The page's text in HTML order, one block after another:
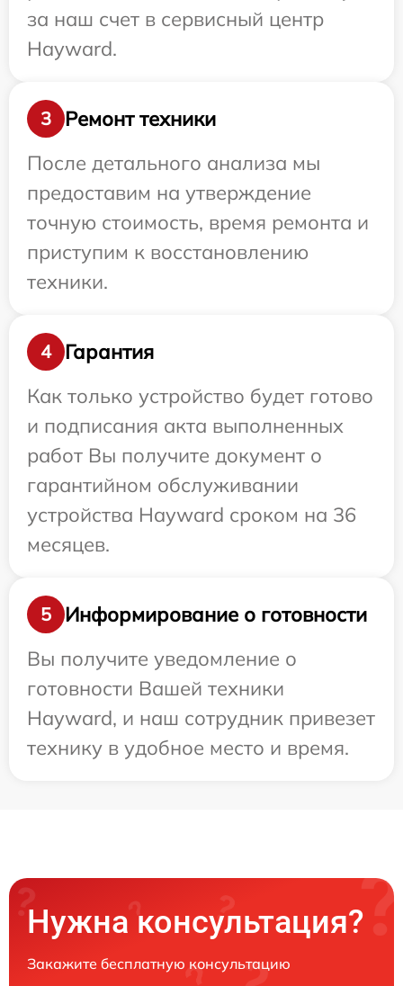
за наш счет в сервисный центр
Hayward.
3
Ремонт техники
После детального анализа мы
предоставим на утверждение
точную стоимость, время ремонта и
приступим к восстановлению
техники.
4
Гарантия
Как только устройство будет готово
и подписания акта выполненных
работ Вы получите документ о
гарантийном обслуживании
устройства Hayward сроком на 36
месяцев.
5
Информирование о готовности
Вы получите уведомление о
готовности Вашей техники
Hayward, и наш сотрудник привезет
технику в удобное место и время.
Нужна консультация?
Закажите бесплатную консультацию